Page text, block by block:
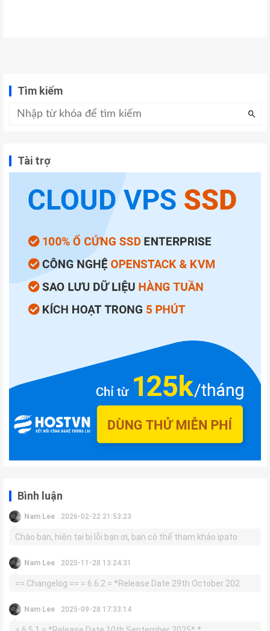
Tìm kiếm
Tài trợ
Bình luận
Nam Lee 2026-02-22 21:53:23
Chào bạn, hiện tại bị lỗi bạn ơi, bạn có thể tham khảo ipato
Nam Lee 2025-11-28 13:24:31
== Changelog == = 6.6.2 = *Release Date 29th October 202
Nam Lee 2025-09-28 17:33:14